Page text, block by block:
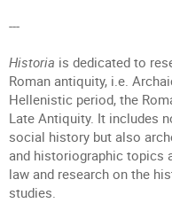
---
Historia is dedicated to
Roman antiquity, i.e.
Hellenistic period, the
Late Antiquity. It includes
social history but also
and historiographic topics
law and research on the
studies.